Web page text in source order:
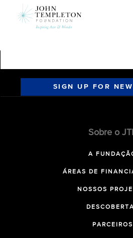
SIGN UP FOR
Sobre o
A
ÁREAS DE
NOSSOS
PARCEIROS